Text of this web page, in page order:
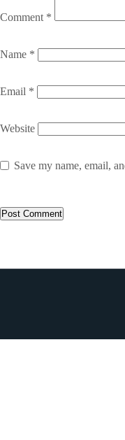
Comment *
Name *
Email *
Website
Save my name, email,